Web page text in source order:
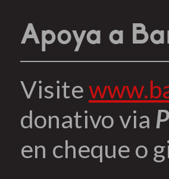
Apoya a
Visite
donativo via
en cheque o